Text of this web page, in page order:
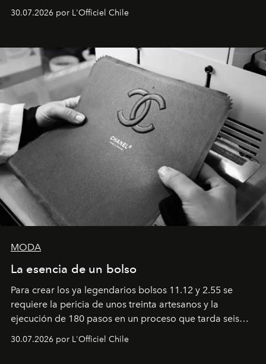
Dubray, la responsable de marketing para
Latinoamérica, sobre identidad, cultura y el valor
30.07.2026 por L'Officiel Chile
MODA
La esencia de un bolso
Para crear los ya legendarios bolsos 11.12 y 2.55 se
requiere la pericia de unos treinta artesanos y la
ejecución de 180 pasos en un proceso que tarda seis
semanas. Los expertos ponen en práctica una técnica
que se enseña solamente en la escuela de formación de
30.07.2026 por L'Officiel Chile